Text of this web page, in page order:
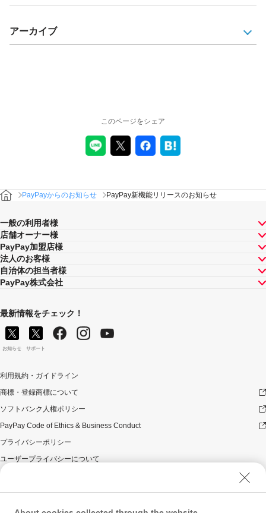
アーカイブ
このページをシェア
PayPayからのお知らせ PayPay新機能リリースのお知らせ
一般の利用者様
店舗オーナー様
PayPay加盟店様
法人のお客様
自治体の担当者様
PayPay株式会社
最新情報をチェック！
お知らせ サポート
利用規約・ガイドライン
商標・登録商標について
ソフトバンク人権ポリシー
PayPay Code of Ethics & Business Conduct
プライバシーポリシー
ユーザープライバシーについて
ウェブサイト利用規約
反社会的勢力に対する方針